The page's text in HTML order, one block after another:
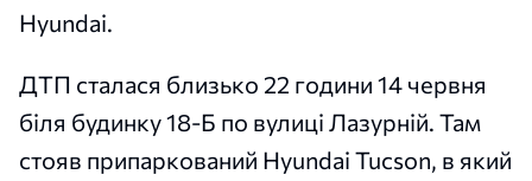
Hyundai.
ДТП сталася близько 22 години 14 червня
біля будинку 18-Б по вулиці Лазурній. Там
стояв припаркований Hyundai Tucson, в який